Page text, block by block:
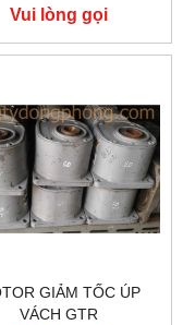
Vui lòng gọi
GIẢM TỐC ÚP
VÁCH GTR